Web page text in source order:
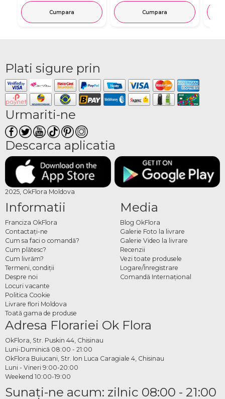
Cumpara Cumpara
Plati sigure prin
Urmariti-ne
Descarca aplicatia
2025, OkFlora Moldova
Informatii
Franciza OkFlora
Contactaţi-ne
Cum sa faci o comandă?
Cum plătesc?
Cum livrăm?
Termeni, condiţii
Despre noi
Locuri vacante
Politica Cookie
Livrare flori Moldova
Toată gama de produse
Media
Blog OkFlora
Galerie Foto la livrare
Galerie Video la livrare
Recenzii
Vezi toate produsele
Logare/Înregistrare
Comandă Internațional
Adresa Florariei Ok Flora
OkFlora, Str. Puskin 44, Chisinau
Luni-Duminică 08:00 - 21:00
OkFlora Buiucani, Str. Ion Luca Caragiale 4, Chisinau
Luni - Vineri 9:00-20:00
Weekend 10:00-19:00
Sunaţi-ne acum: zilnic 08:00 - 21:00